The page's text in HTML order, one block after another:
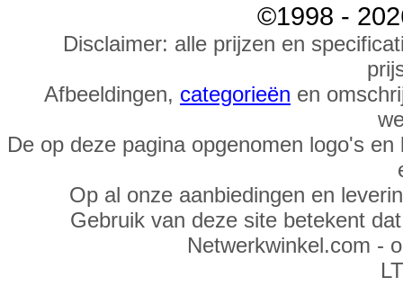
©1998 -
Disclaimer: alle prijzen en
Afbeeldingen, categorieën en
De op deze pagina opgenomen logo's
Op al onze aanbiedingen en
Gebruik van deze site betekent
Netwerkwinkel.com -